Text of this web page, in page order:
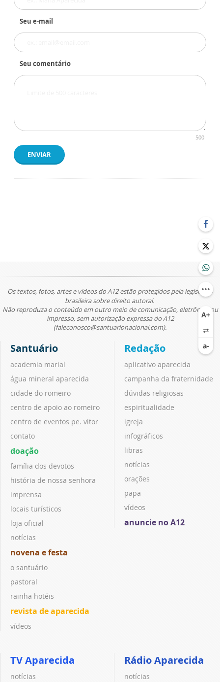
Seu e-mail
Seu comentário
500
ENVIAR
Os textos, fotos, artes e vídeos do A12 estão protegidos pela legislação
brasileira sobre direito autoral.
Não reproduza o conteúdo em outro meio de comunicação, eletrônico ou
impresso, sem autorização expressa do A12
(faleconosco@santuarionacional.com).
Santuário
academia marial
água mineral aparecida
cidade do romeiro
centro de apoio ao romeiro
centro de eventos pe. vitor
contato
doação
família dos devotos
história de nossa senhora
imprensa
locais turísticos
loja oficial
notícias
novena e festa
o santuário
pastoral
rainha hotéis
revista de aparecida
vídeos
Redação
aplicativo aparecida
campanha da fraternidade
dúvidas religiosas
espiritualidade
igreja
infográficos
libras
notícias
orações
papa
vídeos
anuncie no A12
TV Aparecida
notícias
Rádio Aparecida
notícias